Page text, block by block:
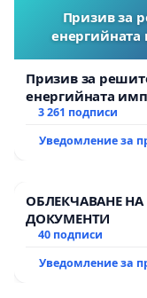
Призив за
Призив за
енергийната
3 261 подписи
Уведомление за
ОБЛЕКЧАВАНЕ
ДОКУМЕНТИ
40 подписи
Уведомление за